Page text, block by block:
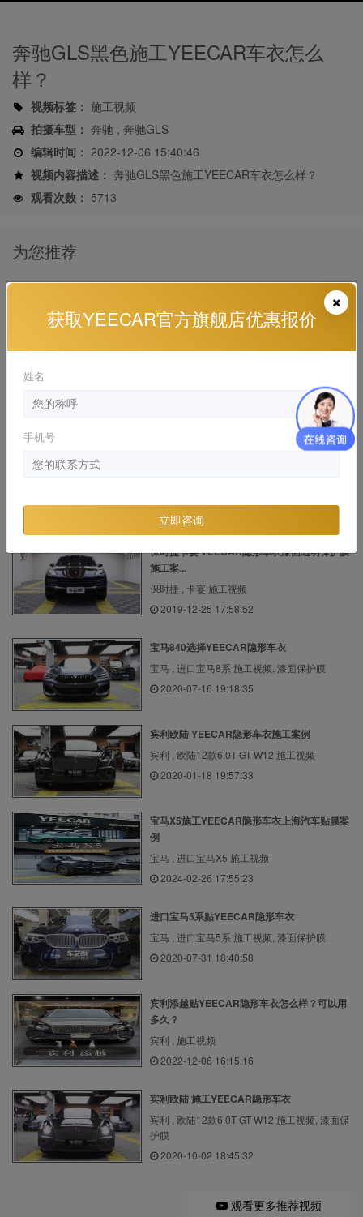
奔驰GLS黑色施工YEECAR车衣怎么
样？
视频标签： 施工视频
拍摄车型： 奔驰 , 奔驰GLS
编辑时间： 2022-12-06 15:40:46
视频内容描述： 奔驰GLS黑色施工YEECAR车衣怎么样？
观看次数： 5713
为您推荐
奔驰S450L贴YEECAR隐形车衣施工视频
奔驰 , 奔驰S级 施工视频
2020-09-21 21:23:04
2020-07-01 20:04:07
保时捷卡宴 YEECAR隐形车衣漆面透明保护膜
施工案...
保时捷 , 卡宴 施工视频
2019-12-25 17:58:52
宝马840选择YEECAR隐形车衣
宝马 , 进口宝马8系 施工视频, 漆面保护膜
2020-07-16 19:18:35
宾利欧陆 YEECAR隐形车衣施工案例
宾利 , 欧陆12款6.0T GT W12 施工视频
2020-01-18 19:57:33
宝马X5施工YEECAR隐形车衣上海汽车贴膜案
例
宝马 , 进口宝马X5 施工视频
2024-02-26 17:55:23
进口宝马5系贴YEECAR隐形车衣
宝马 , 进口宝马5系 施工视频, 漆面保护膜
2020-07-31 18:40:58
宾利添越贴YEECAR隐形车衣怎么样？可以用
多久？
宾利 , 施工视频
2022-12-06 16:15:16
宾利欧陆 施工YEECAR隐形车衣
宾利 , 欧陆12款6.0T GT W12 施工视频, 漆面保
护膜
2020-10-02 18:45:32
观看更多推荐视频
获取YEECAR官方旗舰店优惠报价
姓名
手机号
立即咨询